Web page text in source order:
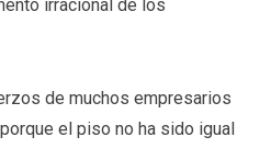
irracional de los
de muchos empresarios
el piso no ha sido igual